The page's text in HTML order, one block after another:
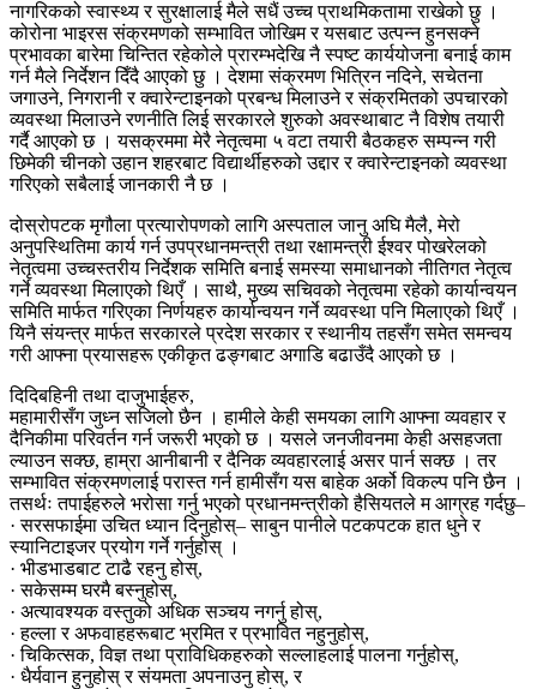
नागरिकको स्वास्थ्य र सुरक्षालाई मैले सधैं उच्च प्राथमिकतामा राखेको छु ।
कोरोना भाइरस संक्रमणको सम्भावित जोखिम र यसबाट उत्पन्न हुनसक्ने
प्रभावका बारेमा चिन्तित रहेकोले प्रारम्भदेखि नै स्पष्ट कार्ययोजना बनाई काम
गर्न मैले निर्देशन दिँदै आएको छु । देशमा संक्रमण भित्रिन नदिने, सचेतना
जगाउने, निगरानी र क्वारेन्टाइनको प्रबन्ध मिलाउने र संक्रमितको उपचारको
व्यवस्था मिलाउने रणनीति लिई सरकारले शुरुको अवस्थाबाट नै विशेष तयारी
गर्दै आएको छ । यसक्रममा मेरै नेतृत्वमा ५ वटा तयारी बैठकहरु सम्पन्न गरी
छिमेकी चीनको उहान शहरबाट विद्यार्थीहरुको उद्दार र क्वारेन्टाइनको व्यवस्था
गरिएको सबैलाई जानकारी नै छ ।
दोस्रोपटक मृगौला प्रत्यारोपणको लागि अस्पताल जानु अघि मैलै, मेरो
अनुपस्थितिमा कार्य गर्न उपप्रधानमन्त्री तथा रक्षामन्त्री ईश्वर पोखरेलको
नेतृत्वमा उच्चस्तरीय निर्देशक समिति बनाई समस्या समाधानको नीतिगत नेतृत्व
गर्ने व्यवस्था मिलाएको थिएँ । साथै, मुख्य सचिवको नेतृत्वमा रहेको कार्यान्वयन
समिति मार्फत गरिएका निर्णयहरु कार्यान्वयन गर्ने व्यवस्था पनि मिलाएको थिएँ ।
यिनै संयन्त्र मार्फत सरकारले प्रदेश सरकार र स्थानीय तहसँग समेत समन्वय
गरी आफ्ना प्रयासहरू एकीकृत ढङ्गबाट अगाडि बढाउँदै आएको छ ।
दिदिबहिनी तथा दाजुभाईहरु,
महामारीसँग जुध्न सजिलो छैन । हामीले केही समयका लागि आफ्ना व्यवहार र
दैनिकीमा परिवर्तन गर्न जरूरी भएको छ । यसले जनजीवनमा केही असहजता
ल्याउन सक्छ, हाम्रा आनीबानी र दैनिक व्यवहारलाई असर पार्न सक्छ । तर
सम्भावित संक्रमणलाई परास्त गर्न हामीसँग यस बाहेक अर्को विकल्प पनि छैन ।
तसर्थः तपाईहरुले भरोसा गर्नु भएको प्रधानमन्त्रीको हैसियतले म आग्रह गर्दछु–
· सरसफाईमा उचित ध्यान दिनुहोस्– साबुन पानीले पटकपटक हात धुने र
स्यानिटाइजर प्रयोग गर्ने गर्नुहोस् ।
· भीडभाडबाट टाढै रहनु होस्,
· सकेसम्म घरमै बस्नुहोस्,
· अत्यावश्यक वस्तुको अधिक सञ्चय नगर्नु होस्,
· हल्ला र अफवाहहरूबाट भ्रमित र प्रभावित नहुनुहोस्,
· चिकित्सक, विज्ञ तथा प्राविधिकहरुको सल्लाहलाई पालना गर्नुहोस्,
· धैर्यवान हुनुहोस् र संयमता अपनाउनु होस्, र